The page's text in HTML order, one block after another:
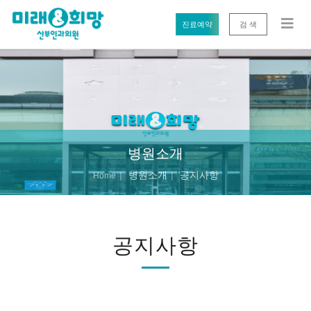
진료예약 검 색
병원소개
Home 병원소개 공지사항
공지사항